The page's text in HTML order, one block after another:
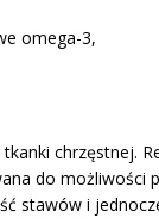
omega-3,
chrzęstnej.
do możliwości
stawów i